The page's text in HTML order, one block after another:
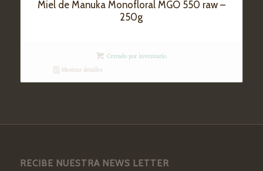
Miel de Manuka Monofloral MGO 550 raw –
250g
Cerrado por inventario
Mostrar detalles
RECIBE NUESTRA NEWS LETTER